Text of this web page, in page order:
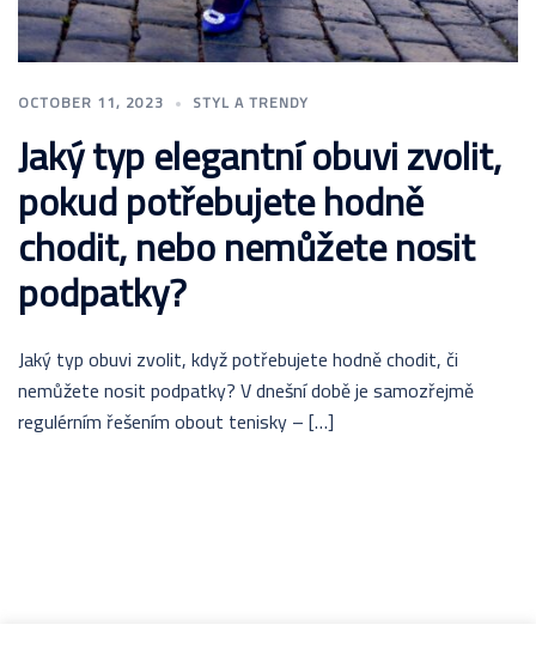
OCTOBER 11, 2023 STYL A TRENDY
Jaký typ elegantní obuvi zvolit,
pokud potřebujete hodně
chodit, nebo nemůžete nosit
podpatky?
Jaký typ obuvi zvolit, když potřebujete hodně chodit, či
nemůžete nosit podpatky? V dnešní době je samozřejmě
regulérním řešením obout tenisky – […]